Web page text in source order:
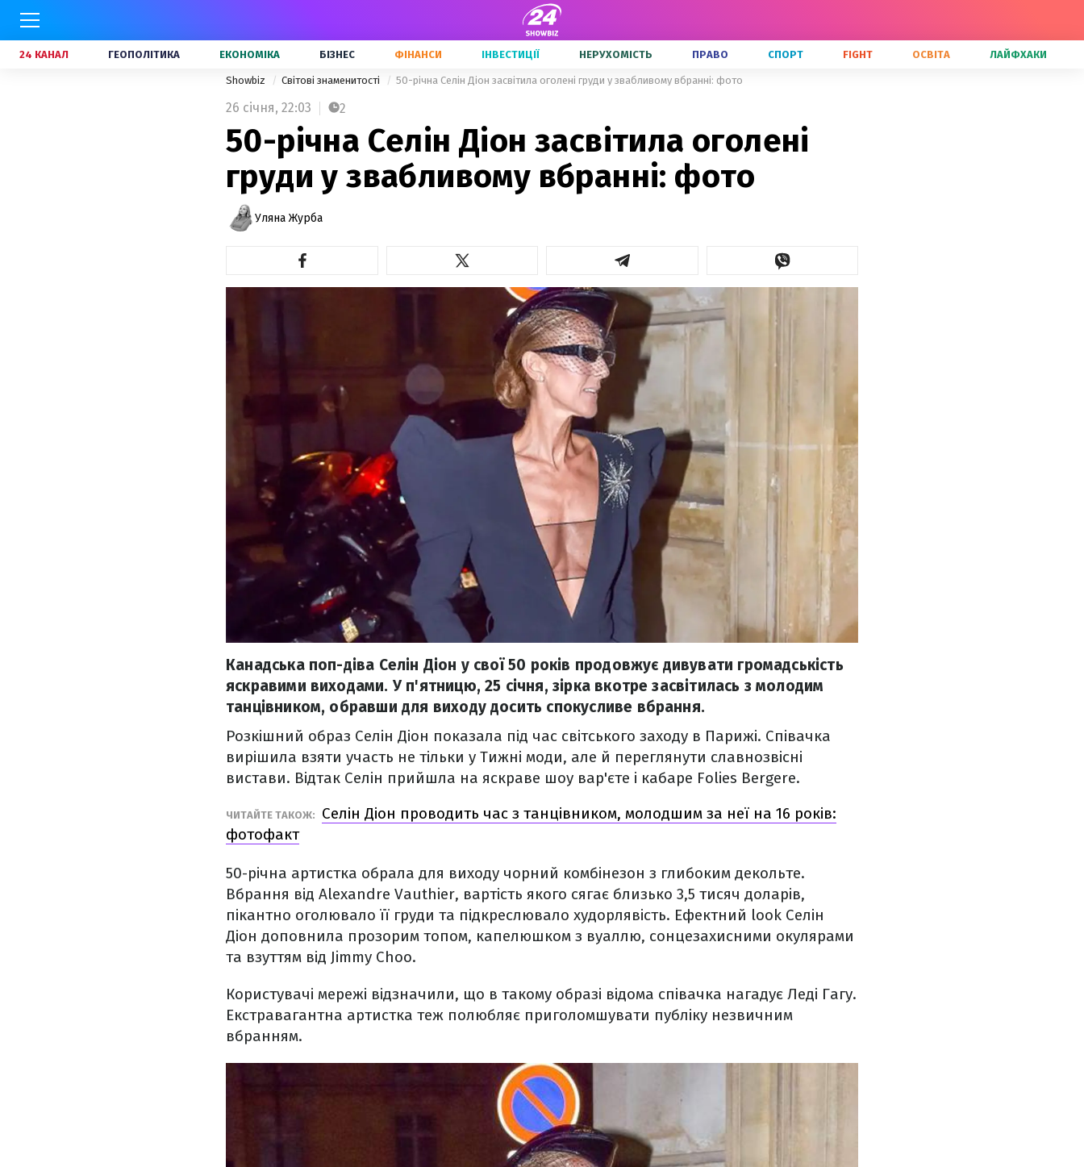
24 КАНАЛ ГЕОПОЛІТИКА ЕКОНОМІКА БІЗНЕС ФІНАНСИ ІНВЕСТИЦІЇ НЕРУХОМІСТЬ ПРАВО СПОРТ FIGHT ОСВІТА ЛАЙФХАКИ
Showbiz Світові знаменитості 50-річна Селін Діон засвітила оголені груди у звабливому вбранні: фото
26 січня, 22:03 2
50-річна Селін Діон засвітила оголені
груди у звабливому вбранні: фото
Уляна Журба
Канадська поп-діва Селін Діон у свої 50 років продовжує дивувати громадськість
яскравими виходами. У п'ятницю, 25 січня, зірка вкотре засвітилась з молодим
танцівником, обравши для виходу досить спокусливе вбрання.
Розкішний образ Селін Діон показала під час світського заходу в Парижі. Співачка
вирішила взяти участь не тільки у Тижні моди, але й переглянути славнозвісні
вистави. Відтак Селін прийшла на яскраве шоу вар'єте і кабаре Folies Bergere.
ЧИТАЙТЕ ТАКОЖ:
Селін Діон проводить час з танцівником, молодшим за неї на 16 років:
фотофакт
50-річна артистка обрала для виходу чорний комбінезон з глибоким декольте.
Вбрання від Alexandre Vauthier, вартість якого сягає близько 3,5 тисяч доларів,
пікантно оголювало її груди та підкреслювало худорлявість. Ефектний look Селін
Діон доповнила прозорим топом, капелюшком з вуаллю, сонцезахисними окулярами
та взуттям від Jimmy Choo.
Користувачі мережі відзначили, що в такому образі відома співачка нагадує Леді Гагу.
Екстравагантна артистка теж полюбляє приголомшувати публіку незвичним
вбранням.